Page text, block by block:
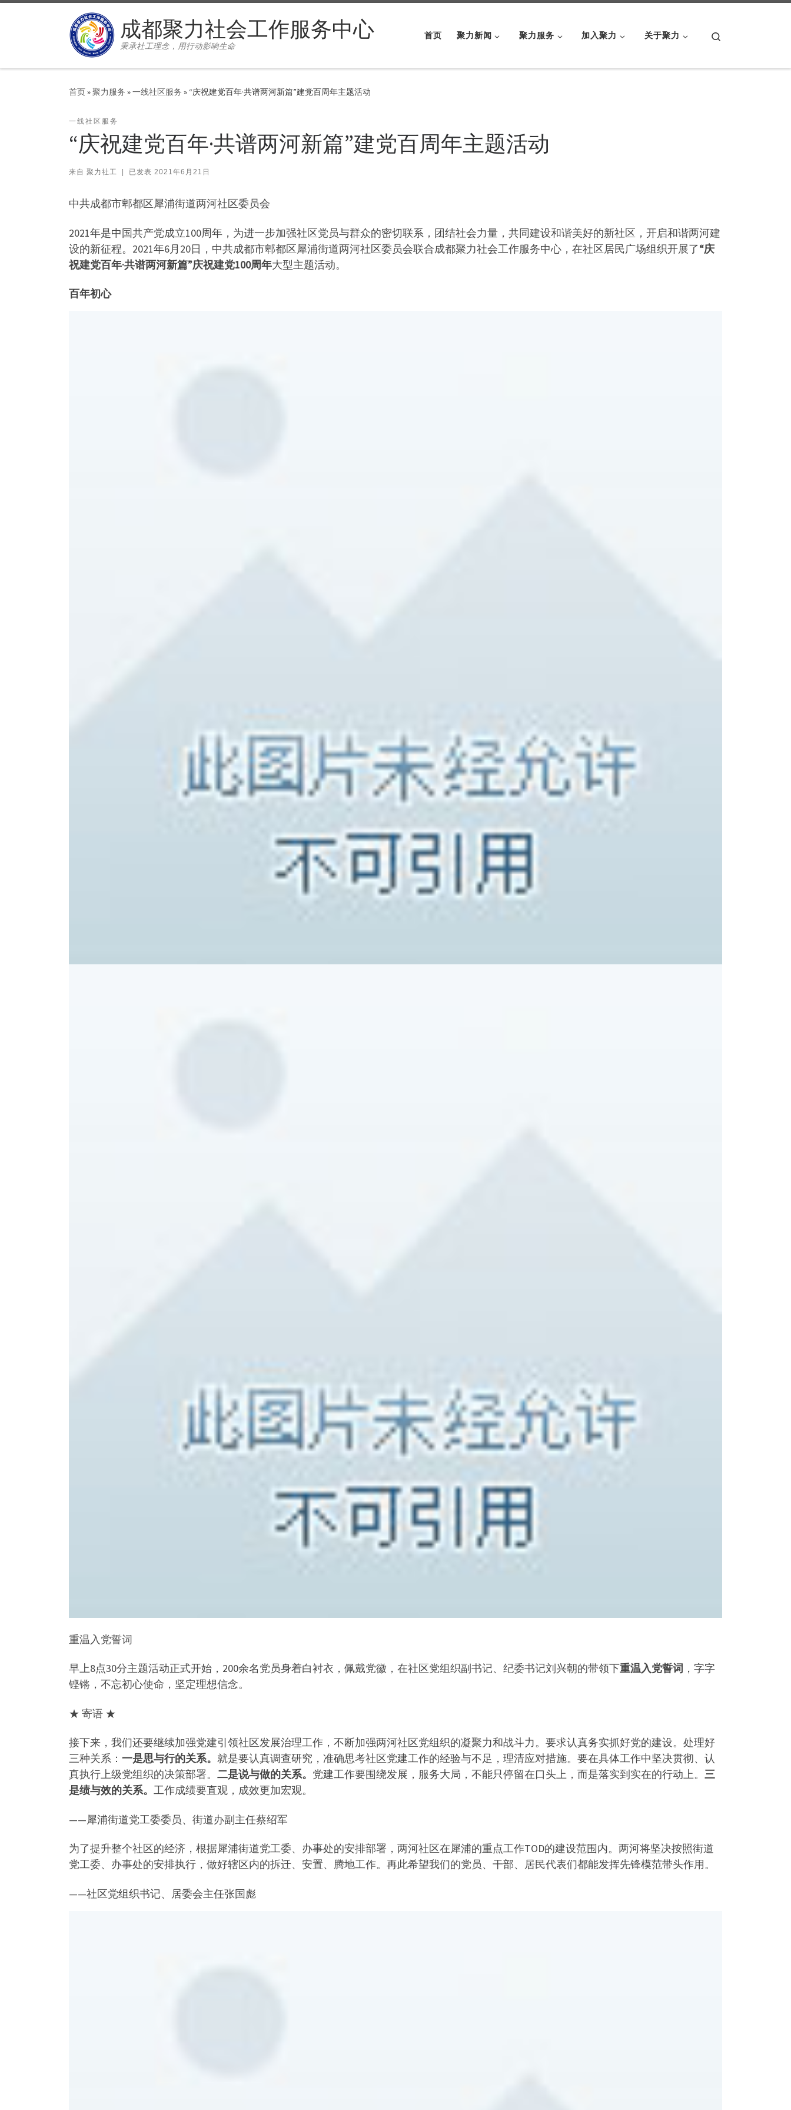
成都聚力社会工作服务中心
秉承社工理念，用行动影响生命
首页 聚力新闻 聚力服务 加入聚力 关于聚力
首页»聚力服务 »一线社区服务 » “庆祝建党百年·共谱两河新篇”建党百周年主题活动
一线社区服务
“庆祝建党百年·共谱两河新篇”建党百周年主题活动
来自 聚力社工 已发表 2021年6月21日
中共成都市郫都区犀浦街道两河社区委员会
2021年是中国共产党成立100周年，为进一步加强社区党员与群众的密切联系，团结社会力量，共同建设和谐美好的新社区，开启和谐两河建
设的新征程。2021年6月20日，中共成都市郫都区犀浦街道两河社区委员会联合成都聚力社会工作服务中心，在社区居民广场组织开展了“庆
祝建党百年·共谱两河新篇”庆祝建党100周年大型主题活动。
百年初心
重温入党誓词
早上8点30分主题活动正式开始，200余名党员身着白衬衣，佩戴党徽，在社区党组织副书记、纪委书记刘兴朝的带领下重温入党誓词 ，字字
铿锵，不忘初心使命，坚定理想信念。
★ 寄语 ★
接下来，我们还要继续加强党建引领社区发展治理工作，不断加强两河社区党组织的凝聚力和战斗力。要求认真务实抓好党的建设。处理好
三种关系： 一是思与行的关系。 就是要认真调查研究，准确思考社区党建工作的经验与不足，理清应对措施。要在具体工作中坚决贯彻、认
真执行上级党组织的决策部署。 二是说与做的关系。 党建工作要围绕发展，服务大局，不能只停留在口头上，而是落实到实在的行动上。 三
是绩与效的关系。 工作成绩要直观，成效更加宏观。
——犀浦街道党工委委员、街道办副主任蔡绍军
为了提升整个社区的经济，根据犀浦街道党工委、办事处的安排部署，两河社区在犀浦的重点工作TOD的建设范围内。两河将坚决按照街道
党工委、办事处的安排执行，做好辖区内的拆迁、安置、腾地工作。再此希望我们的党员、干部、居民代表们都能发挥先锋模范带头作用。
——社区党组织书记、居委会主任张国彪